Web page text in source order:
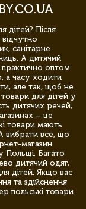
дітей? Після
санітарне
А дитячий
оптом.
а часу ходити
але так, щоб не
для дітей у
дитячих речей,
– це
товари мають
вибрати все, що
магазин
Польщі. Багато
дитячий одяг,
дітей. Якщо вас
та здійснення
польські товари